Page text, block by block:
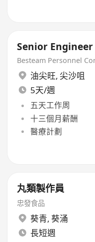
Senior
Besteam Personnel
油尖旺, 尖沙咀
5天/週
五天工作周
十三個月薪酬
醫療計劃
丸類製作員
忠發食品
葵青, 葵涌
長短週